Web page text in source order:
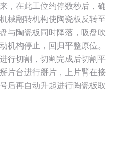
，在此工位约停数秒后，确
械翻转机构使陶瓷板反转至
与陶瓷板同时降落，吸盘吹
机构停止，回归平整原位。
行切割，切割完成后切割平
片台进行掰片，上片臂在接
后再自动升起进行陶瓷板取